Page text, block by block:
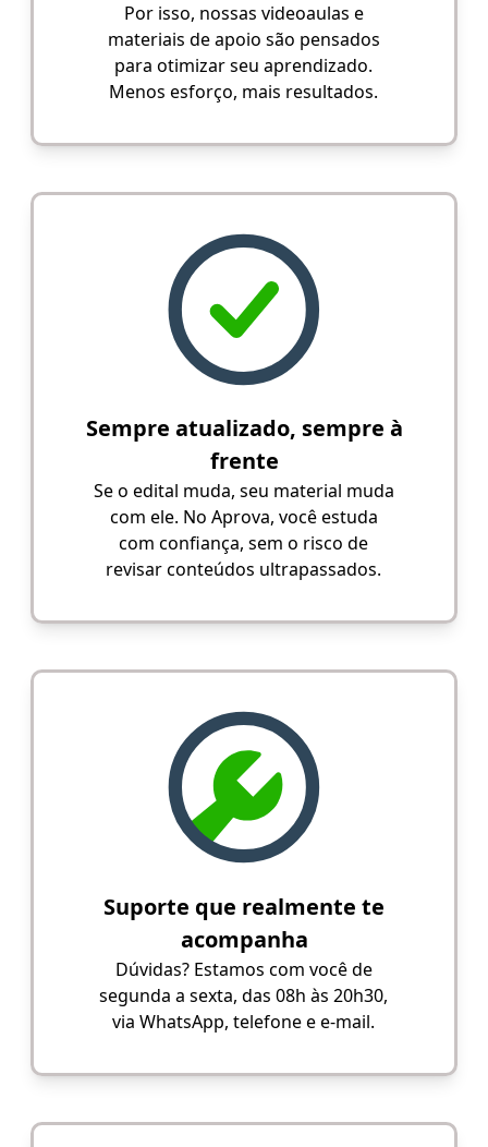
Por isso, nossas videoaulas e
materiais de apoio são pensados
para otimizar seu aprendizado.
Menos esforço, mais resultados.
Sempre atualizado, sempre à
frente
Se o edital muda, seu material muda
com ele. No Aprova, você estuda
com confiança, sem o risco de
revisar conteúdos ultrapassados.
Suporte que realmente te
acompanha
Dúvidas? Estamos com você de
segunda a sexta, das 08h às 20h30,
via WhatsApp, telefone e e-mail.